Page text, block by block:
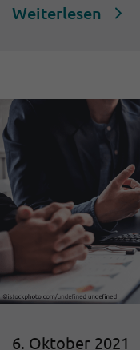
Weiterlesen
6. Oktober 2021